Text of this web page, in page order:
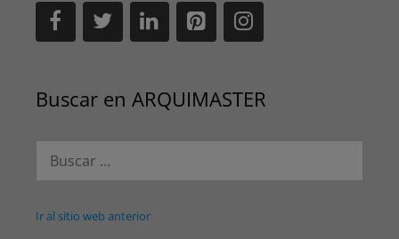
Buscar en ARQUIMASTER
Ir al sitio web anterior